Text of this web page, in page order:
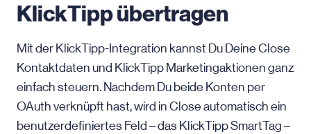
KlickTipp übertragen
Mit der KlickTipp-Integration kannst Du Deine Close
Kontaktdaten und KlickTipp Marketingaktionen ganz
einfach steuern. Nachdem Du beide Konten per
OAuth verknüpft hast, wird in Close automatisch ein
benutzerdefiniertes Feld – das KlickTipp SmartTag –